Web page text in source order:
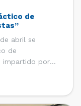
de
abril se
de
impartido por
en Economía
Luisa Petitpas